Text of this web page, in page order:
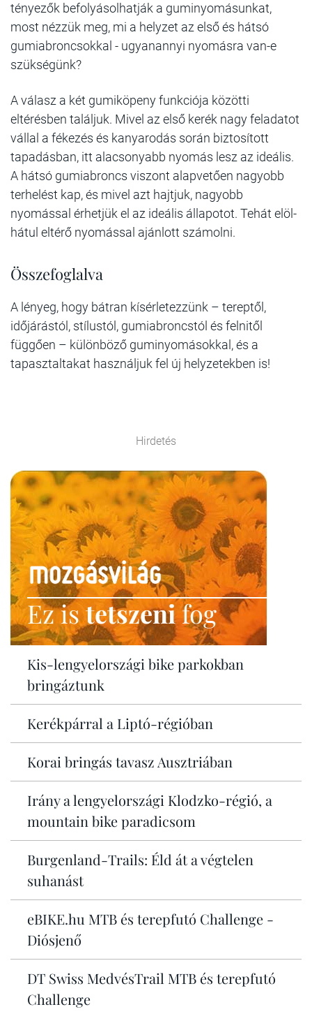
tényezők befolyásolhatják a guminyomásunkat,
most nézzük meg, mi a helyzet az első és hátsó
gumiabroncsokkal - ugyanannyi nyomásra van-e
szükségünk?
A válasz a két gumiköpeny funkciója közötti
eltérésben találjuk. Mivel az első kerék nagy feladatot
vállal a fékezés és kanyarodás során biztosított
tapadásban, itt alacsonyabb nyomás lesz az ideális.
A hátsó gumiabroncs viszont alapvetően nagyobb
terhelést kap, és mivel azt hajtjuk, nagyobb
nyomással érhetjük el az ideális állapotot. Tehát elöl-
hátul eltérő nyomással ajánlott számolni.
Összefoglalva
A lényeg, hogy bátran kísérletezzünk – tereptől,
időjárástól, stílustól, gumiabroncstól és felnitől
függően – különböző guminyomásokkal, és a
tapasztaltakat használjuk fel új helyzetekben is!
Hirdetés
Ez istetszenifog
Kis-lengyelországi bike parkokban
bringáztunk
Kerékpárral a Liptó-régióban
Korai bringás tavasz Ausztriában
Irány a lengyelországi Klodzko-régió, a
mountain bike paradicsom
Burgenland-Trails: Éld át a végtelen
suhanást
eBIKE.hu MTB és terepfutó Challenge -
Diósjenő
DT Swiss MedvésTrail MTB és terepfutó
Challenge